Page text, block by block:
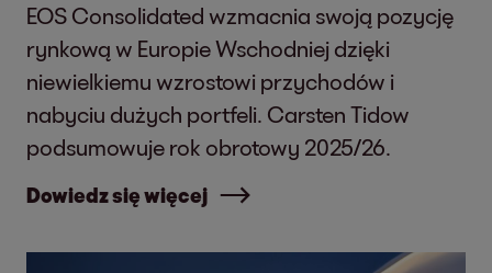
EOS Consolidated wzmacnia swoją pozycję
rynkową w Europie Wschodniej dzięki
niewielkiemu wzrostowi przychodów i
nabyciu dużych portfeli. Carsten Tidow
podsumowuje rok obrotowy 2025/26.
Dowiedz się więcej